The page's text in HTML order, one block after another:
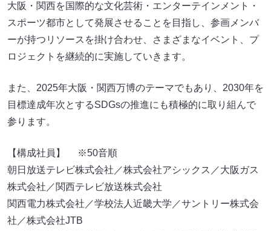
大阪・関西を国際的な文化芸術・エンターテインメント・
スポーツ都市として発展させることを目指し、参画メンバ
ーが持つリソースを掛け合わせ、さまざまなイベント、プ
ロジェクトを継続的に実施していきます。
また、2025年大阪・関西万博のテーマでもあり、2030年を
目標達成年次とするSDGsの推進にも積極的に取り組んで
参ります。
【構成社員】 ※50音順
朝日放送テレビ株式会社／株式会社アシックス／大阪ガス
株式会社／関西テレビ放送株式会社
関西電力株式会社／学校法人近畿大学／サントリー株式会
社／株式会社JTB